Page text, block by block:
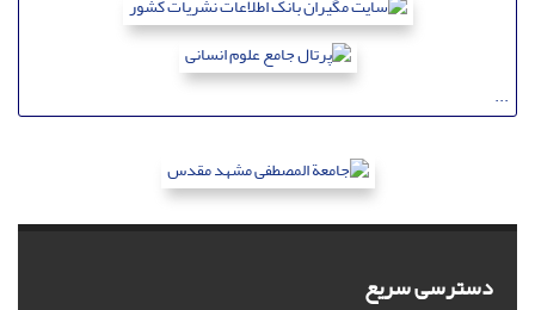
...
دسترسی سریع